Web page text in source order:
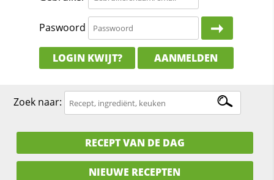
Paswoord
LOGIN KWIJT? AANMELDEN
Zoek naar:
RECEPT VAN DE DAG
NIEUWE RECEPTEN